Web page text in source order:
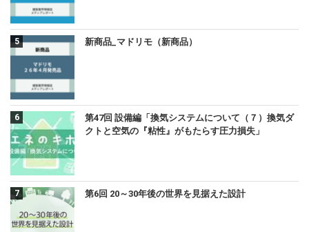
新商品_マドリモ（新商品）
第47回 設備編「換気システムについて（７）換気ダ
クトと空気の『粘性』がもたらす圧力損失」
第6回 20～30年後の世界を見据えた設計